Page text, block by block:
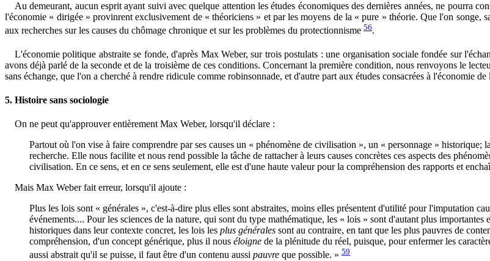
Au demeurant, aucun esprit ayant suivi avec quelque attention les études économiques des dernières années, ne pourra
l'économie « dirigée » provinrent exclusivement de « théoriciens » et par les moyens de la « pure » théorie. Que l'on songe,
aux recherches sur les causes du chômage chronique et sur les problèmes du protectionnisme 56.
L'économie politique abstraite se fonde, d'après Max Weber, sur trois postulats : une organisation sociale fondée sur
avons déjà parlé de la seconde et de la troisième de ces conditions. Concernant la première condition, nous renvoyons le
sans échange, que l'on a cherché à rendre ridicule comme robinsonnade, et d'autre part aux études consacrées à l'économie
5. Histoire sans sociologie
On ne peut qu'approuver entièrement Max Weber, lorsqu'il déclare :
Partout où l'on vise à faire comprendre par ses causes un « phénomène de civilisation », un « personnage » historique;
recherche. Elle nous facilite et nous rend possible la tâche de rattacher à leurs causes concrètes ces aspects des
civilisation. En ce sens, et en ce sens seulement, elle est d'une haute valeur pour la compréhension des rapports et
Mais Max Weber fait erreur, lorsqu'il ajoute :
Plus les lois sont « générales », c'est-à-dire plus elles sont abstraites, moins elles présentent d'utilité pour l'imputation
événements.... Pour les sciences de la nature, qui sont du type mathématique, les « lois » sont d'autant plus importantes
historiques dans leur contexte concret, les lois les plus générales sont au contraire, en tant que les plus pauvres de
compréhension, d'un concept générique, plus il nous éloigne de la plénitude du réel, puisque, pour enfermer les
aussi abstrait qu'il se puisse, il faut être d'un contenu aussi pauvre que possible. » 59